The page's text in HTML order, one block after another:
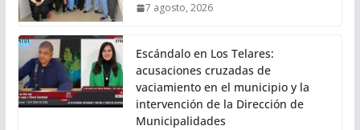
7 agosto, 2026
Escándalo en Los Telares:
acusaciones cruzadas de
vaciamiento en el municipio y la
intervención de la Dirección de
Municipalidades